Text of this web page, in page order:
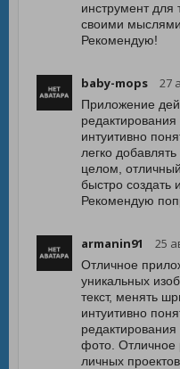
инструмент для
своими мыслями
Рекомендую!
baby-mops 27
Приложение
интуитивно
легко
целом,
быстро создать
Рекомендую
armanin91 25
Отличное
уникальных
текст, менять
интуитивно
фото. Отличное
личных